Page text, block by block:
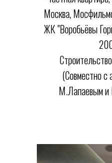
Москва,
ЖК "Воробьёвы
(Совместно с
М.Лапаевым и